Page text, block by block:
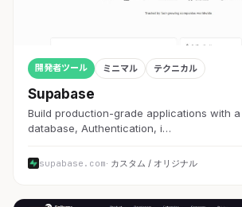
開発者ツール ミニマル テクニカル
Supabase
Build production-grade applications with a
database, Authentication, i…
supabase.com· カスタム / オリジナル